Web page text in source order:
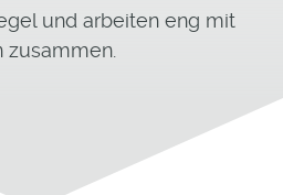
und arbeiten eng mit
zusammen.